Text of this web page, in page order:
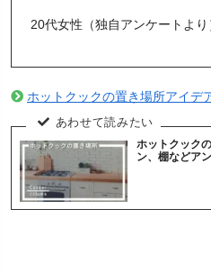
20代女性（独自アンケートより
ホットクックの置き場所アイデ
ホットクック
ン、棚などア